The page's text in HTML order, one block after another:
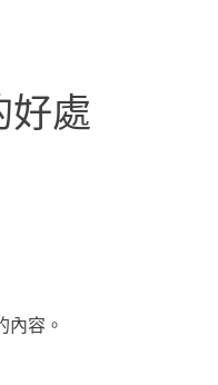
好處
容。